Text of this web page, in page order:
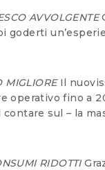
AVVOLGENTE
goderti
MIGLIOREIl
operativo fino a
sul – la
RIDOTTI